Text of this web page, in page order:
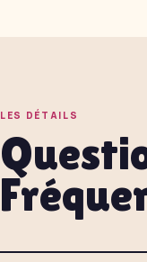
LES DÉTAILS